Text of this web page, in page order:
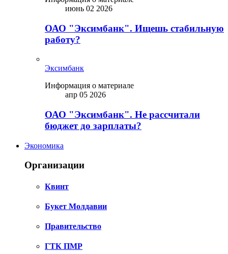
июнь 02 2026
ОАО "Эксимбанк". Ищешь стабильную
работу?
Эксимбанк
Информация о материале
апр 05 2026
ОАО "Эксимбанк". Не рассчитали
бюджет до зарплаты?
Экономика
Организации
Квинт
Букет Молдавии
Правительство
ГТК ПМР